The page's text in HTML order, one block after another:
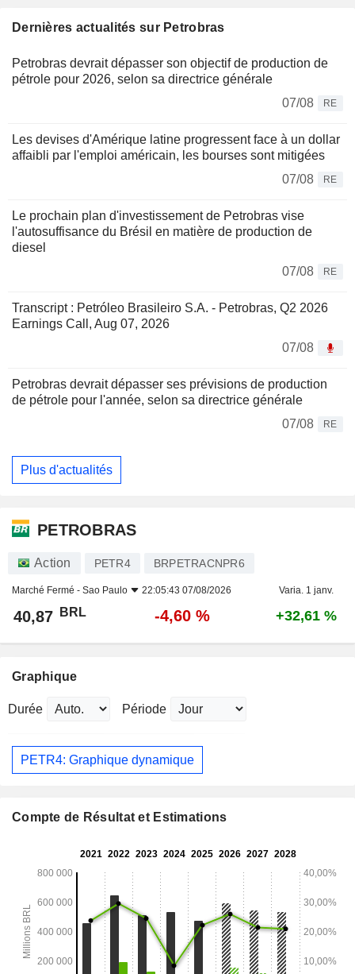
Dernières actualités sur Petrobras
Petrobras devrait dépasser son objectif de production de
pétrole pour 2026, selon sa directrice générale
07/08
RE
Les devises d'Amérique latine progressent face à un dollar
affaibli par l'emploi américain, les bourses sont mitigées
07/08
RE
Le prochain plan d'investissement de Petrobras vise
l'autosuffisance du Brésil en matière de production de
diesel
07/08
RE
Transcript : Petróleo Brasileiro S.A. - Petrobras, Q2 2026
Earnings Call, Aug 07, 2026
07/08
Petrobras devrait dépasser ses prévisions de production
de pétrole pour l'année, selon sa directrice générale
07/08
RE
Plus d'actualités
PETROBRAS
Action PETR4 BRPETRACNPR6
Marché Fermé - Sao Paulo 22:05:43 07/08/2026 Varia. 1 janv.
40,87 BRL -4,60 % +32,61 %
Graphique
Durée Période
PETR4: Graphique dynamique
Compte de Résultat et Estimations